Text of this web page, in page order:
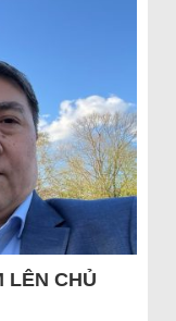
LÊN CHỦ